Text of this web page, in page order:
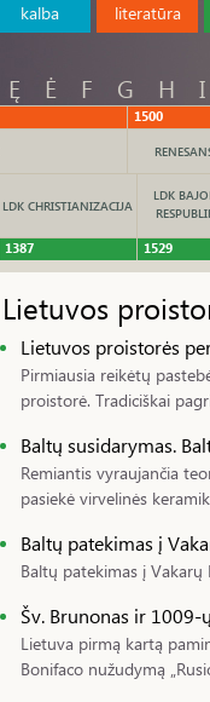
kalba literatūra
Ę Ė F G H I
1500
LDK CHRISTIANIZACIJA
LDK
1387 1529
Lietuvos
Lietuvos proistorės
Pirmiausia reikėtų
proistorė. Tradiciškai
Baltų susidarymas.
Remiantis vyraujančia
pasiekė virvelinės
Baltų patekimas į
Baltų patekimas į Vakarų
Šv. Brunonas ir 1009-
Lietuva pirmą kartą
Bonifaco nužudymą